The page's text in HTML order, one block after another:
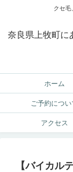
クセ毛
奈良県上牧町
ホーム
ご予約につい
アクセス
【バイカル